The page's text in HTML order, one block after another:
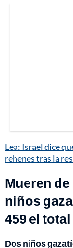
Lea: Israel dice
rehenes tras la
Mueren
niños
459 el total
Dos niños